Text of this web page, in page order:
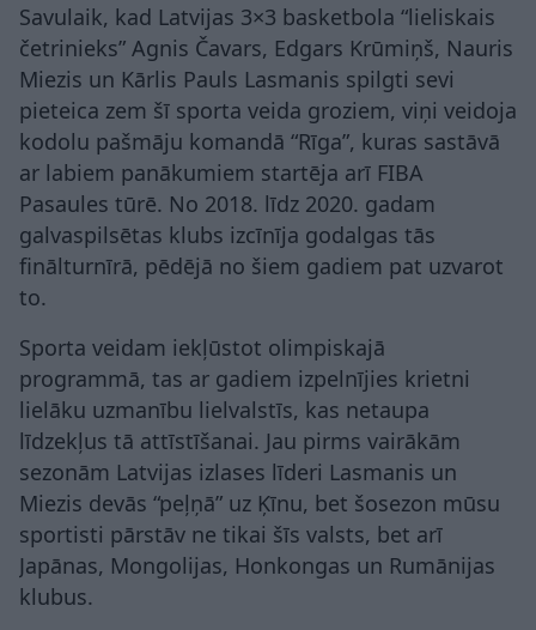
Savulaik, kad Latvijas 3×3 basketbola “lieliskais
četrinieks” Agnis Čavars, Edgars Krūmiņš, Nauris
Miezis un Kārlis Pauls Lasmanis spilgti sevi
pieteica zem šī sporta veida groziem, viņi veidoja
kodolu pašmāju komandā “Rīga”, kuras sastāvā
ar labiem panākumiem startēja arī FIBA
Pasaules tūrē. No 2018. līdz 2020. gadam
galvaspilsētas klubs izcīnīja godalgas tās
finālturnīrā, pēdējā no šiem gadiem pat uzvarot
to.
Sporta veidam iekļūstot olimpiskajā
programmā, tas ar gadiem izpelnījies krietni
lielāku uzmanību lielvalstīs, kas netaupa
līdzekļus tā attīstīšanai. Jau pirms vairākām
sezonām Latvijas izlases līderi Lasmanis un
Miezis devās “peļņā” uz Ķīnu, bet šosezon mūsu
sportisti pārstāv ne tikai šīs valsts, bet arī
Japānas, Mongolijas, Honkongas un Rumānijas
klubus.